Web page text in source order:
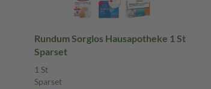
Rundum Sorglos Hausapotheke 1 St
Sparset
1 St
Sparset